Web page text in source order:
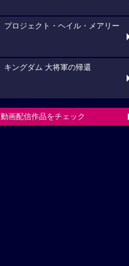
プロジェクト・ヘイル・メアリー
キングダム 大将軍の帰還
動画配信作品をチェック